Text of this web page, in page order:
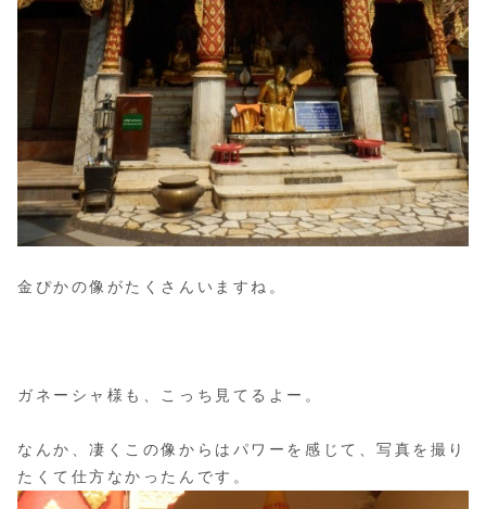
金ぴかの像がたくさんいますね。
ガネーシャ様も、こっち見てるよー。
なんか、凄くこの像からはパワーを感じて、写真を撮り
たくて仕方なかったんです。